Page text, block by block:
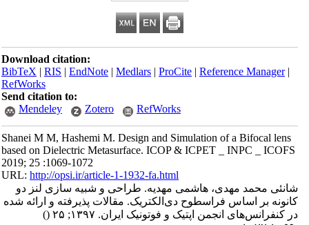
Download citation:
BibTeX|RIS|EndNote|Medlars|ProCite|Reference Manager
RefWorks
Send citation to:
Mendeley
Zotero RefWorks
Shanei M M, Hashemi M. Design and Simulation of ‌a Bifocal lens
based on Dielectric Metasurface. ICOP & ICPET _ INPC _ ICOFS
2019; 25 :1069-1072
URL:http://opsi.ir/article-1-1932-fa.html
شانئی محمد مهدی، هاشمی مهدیه. طراحی و شبیه سازی لنز دو
کانونه بر اساس فراسطوح دی‌الکتریک. مقالات پذیرفته و ارائه شده
در کنفرانس‌های انجمن اپتیک و فوتونیک ایران. ۱۳۹۷; ۲۵
()